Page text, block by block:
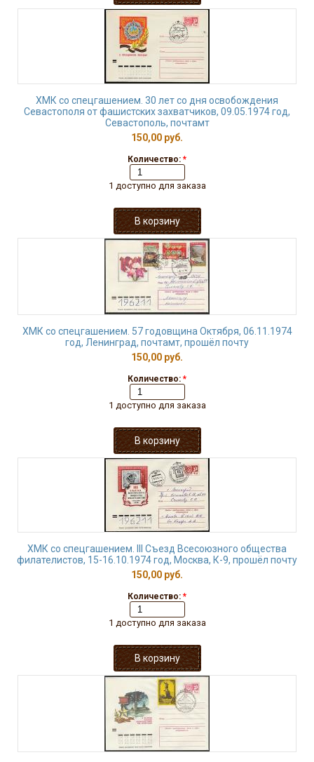
ХМК со спецгашением. 30 лет со дня освобождения
Севастополя от фашистских захватчиков, 09.05.1974 год,
Севастополь, почтамт
150,00 руб.
Количество: *
1 доступно для заказа
ХМК со спецгашением. 57 годовщина Октября, 06.11.1974
год, Ленинград, почтамт, прошёл почту
150,00 руб.
Количество: *
1 доступно для заказа
ХМК со спецгашением. III Съезд Всесоюзного общества
филателистов, 15-16.10.1974 год, Москва, К-9, прошёл почту
150,00 руб.
Количество: *
1 доступно для заказа